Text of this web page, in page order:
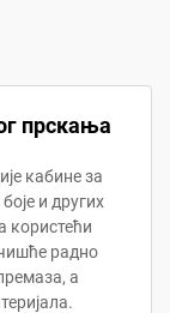
прскања
кабине за
и других
користећи
радно
а